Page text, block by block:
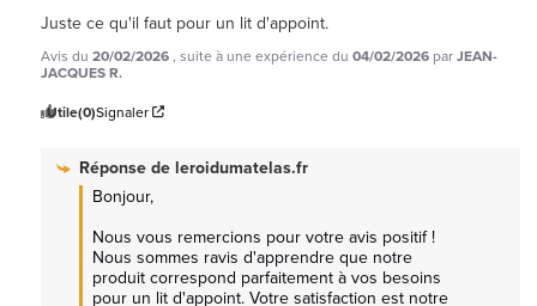
Juste ce qu'il faut pour un lit d'appoint.
Avis du 20/02/2026, suite à une expérience du 04/02/2026 parJEAN-
JACQUES R.
Utile(0)Signaler
Réponse deleroidumatelas.fr
Bonjour,
Nous vous remercions pour votre avis positif !
Nous sommes ravis d'apprendre que notre
produit correspond parfaitement à vos besoins
pour un lit d'appoint. Votre satisfaction est notre